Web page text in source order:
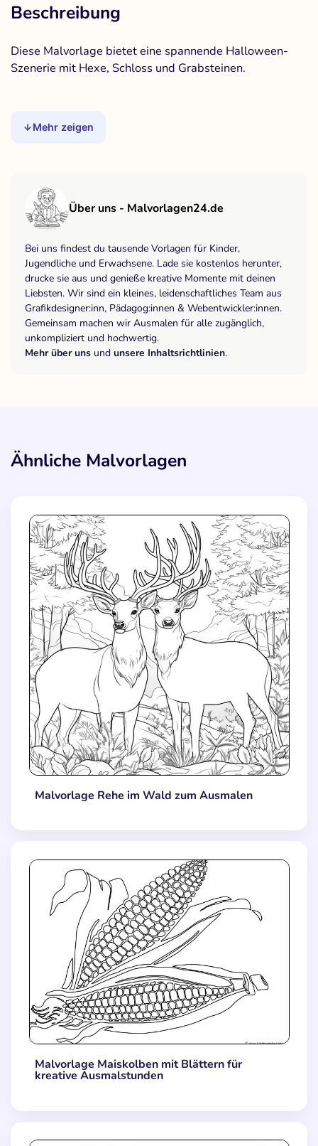
Beschreibung
Diese Malvorlage bietet eine spannende Halloween-
Szenerie mit Hexe, Schloss und Grabsteinen.
Mehr zeigen
Über uns - Malvorlagen24.de
Bei uns findest du tausende Vorlagen für Kinder,
Jugendliche und Erwachsene. Lade sie kostenlos herunter,
drucke sie aus und genieße kreative Momente mit deinen
Liebsten. Wir sind ein kleines, leidenschaftliches Team aus
Grafikdesigner:inn, Pädagog:innen & Webentwickler:innen.
Gemeinsam machen wir Ausmalen für alle zugänglich,
unkompliziert und hochwertig.
Mehr über uns und unsere Inhaltsrichtlinien.
Ähnliche Malvorlagen
Malvorlage Rehe im Wald zum Ausmalen
Malvorlage Maiskolben mit Blättern für
kreative Ausmalstunden